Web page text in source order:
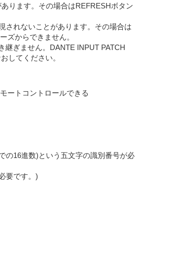
ります。その場合はREFRESHボタン
されないことがあります。その場合は
ズからできません。
継ぎません。DANTE INPUT PATCH
してください。
ートコントロールできる
の16進数)という五文字の識別番号が必
要です。)